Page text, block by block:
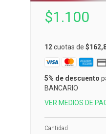
$1.100
12cuotas de
5% de descuento
BANCARIO
VER MEDIOS DE
Cantidad